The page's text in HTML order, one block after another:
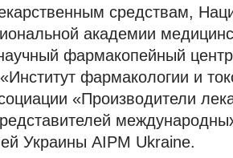
средствам,
академии
фармакопейный
фармакологии и
«Производители
Украины AIPM Ukraine.